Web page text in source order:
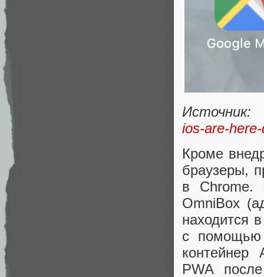
ios-are-
Кроме
браузеры,
в Chrome.
OmniBox
находится
с помощью
контейнер
PWA